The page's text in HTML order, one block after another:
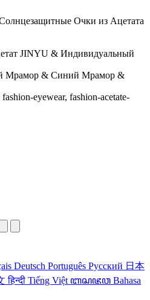
Очки из Ацетата
JINYU & Индивидуальный
Мрамор & Синий Мрамор &
fashion-eyewear, fashion-acetate-
Deutsch Português Русский 日本
हिन्दी Tiếng Việt ꦧꦱꦗꦮ Bahasa